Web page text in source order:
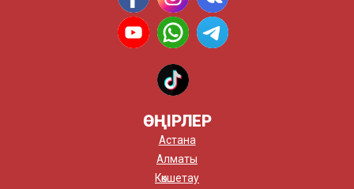
ӨҢІРЛЕР
Астана
Алматы
Көкшетау